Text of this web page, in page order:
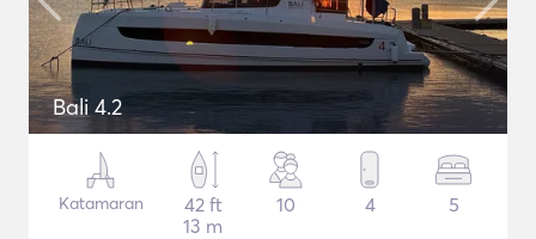
Bali 4.2
Katamaran
42 ft
13 m
10 4 5